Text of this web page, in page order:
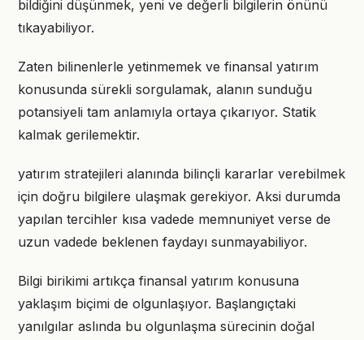
bildiğini düşünmek, yeni ve değerli bilgilerin önünü
tıkayabiliyor.
Zaten bilinenlerle yetinmemek ve finansal yatırım
konusunda sürekli sorgulamak, alanın sunduğu
potansiyeli tam anlamıyla ortaya çıkarıyor. Statik
kalmak gerilemektir.
yatırım stratejileri alanında bilinçli kararlar verebilmek
için doğru bilgilere ulaşmak gerekiyor. Aksi durumda
yapılan tercihler kısa vadede memnuniyet verse de
uzun vadede beklenen faydayı sunmayabiliyor.
Bilgi birikimi artıkça finansal yatırım konusuna
yaklaşım biçimi de olgunlaşıyor. Başlangıçtaki
yanılgılar aslında bu olgunlaşma sürecinin doğal